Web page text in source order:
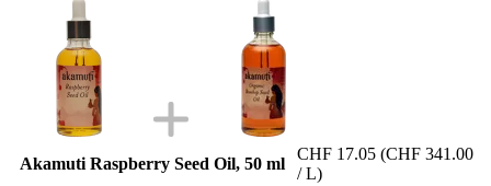
Akamuti Raspberry Seed Oil, 50 ml
CHF 17.05 (CHF 341.00
/ L)